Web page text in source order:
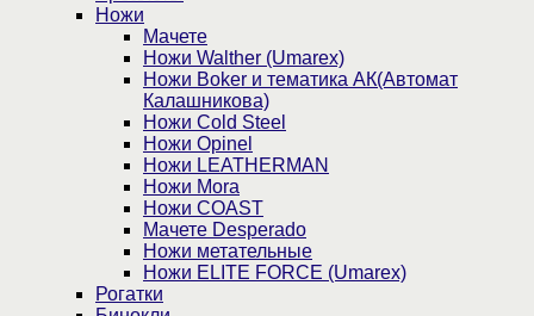
Ножи
Мачете
Ножи Walther (Umarex)
Ножи Boker и тематика АК(Автомат
Калашникова)
Ножи Cold Steel
Ножи Opinel
Ножи LEATHERMAN
Ножи Mora
Ножи COAST
Мачете Desperado
Ножи метательные
Ножи ELITE FORCE (Umarex)
Рогатки